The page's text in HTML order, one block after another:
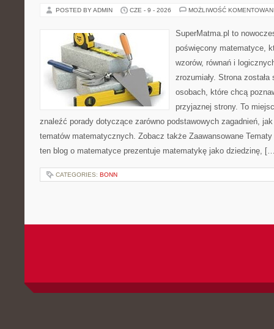
POSTED BY ADMIN CZE - 9 - 2026 MOŻLIWOŚĆ
SuperMatma.pl to
poświęcony matematyce,
wzorów, równań i
zrozumiały. Strona
osobach, które chcą
przyjaznej strony. To
znaleźć porady dotyczące zarówno podstawowych zagadnień,
tematów matematycznych. Zobacz także Zaawansowane
ten blog o matematyce prezentuje matematykę jako dziedzinę,
CATEGORIES: BONN